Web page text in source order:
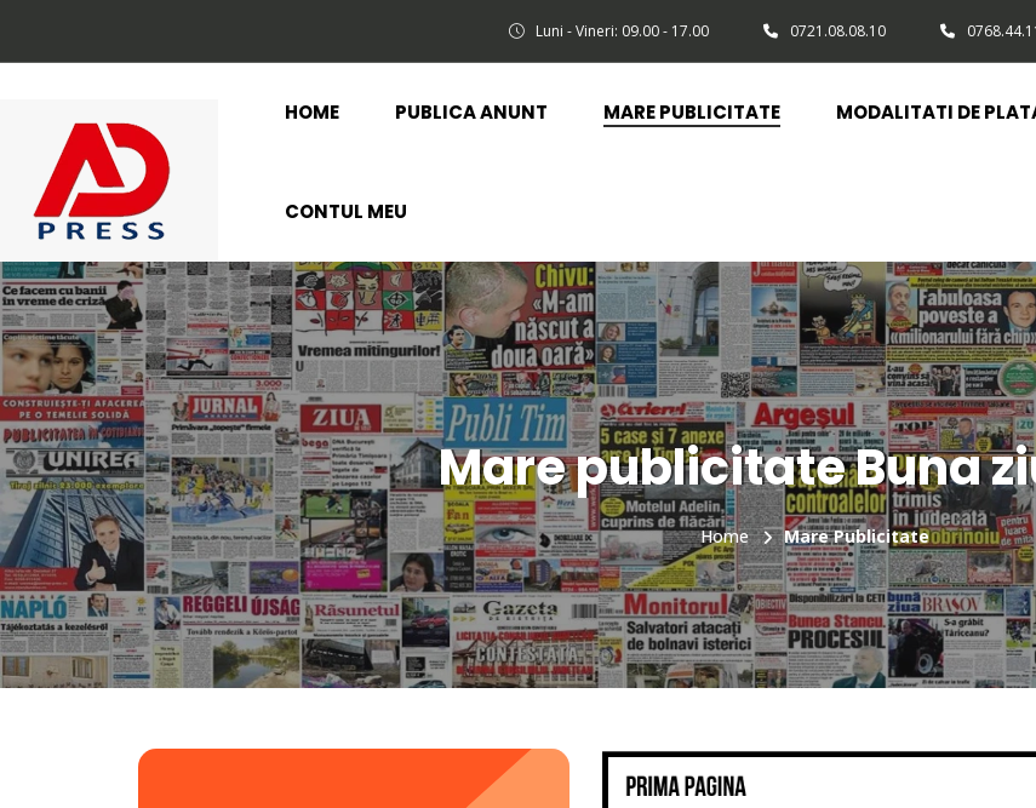
Luni - Vineri: 09.00 - 17.00 0721.08.08.10
HOME PUBLICA ANUNT MARE PUBLICITATE MODALITATI DE
CONTUL MEU
Mare publicitate Buna
Home Mare Publicitate